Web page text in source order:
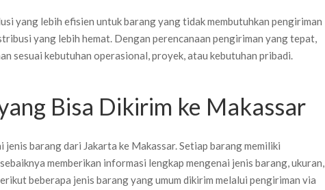
yang lebih efisien untuk barang yang tidak membutuhkan pengiriman
yang lebih hemat. Dengan perencanaan pengiriman yang tepat,
sesuai kebutuhan operasional, proyek, atau kebutuhan pribadi.
Bisa Dikirim ke Makassar
barang dari Jakarta ke Makassar. Setiap barang memiliki
memberikan informasi lengkap mengenai jenis barang, ukuran,
beberapa jenis barang yang umum dikirim melalui pengiriman via